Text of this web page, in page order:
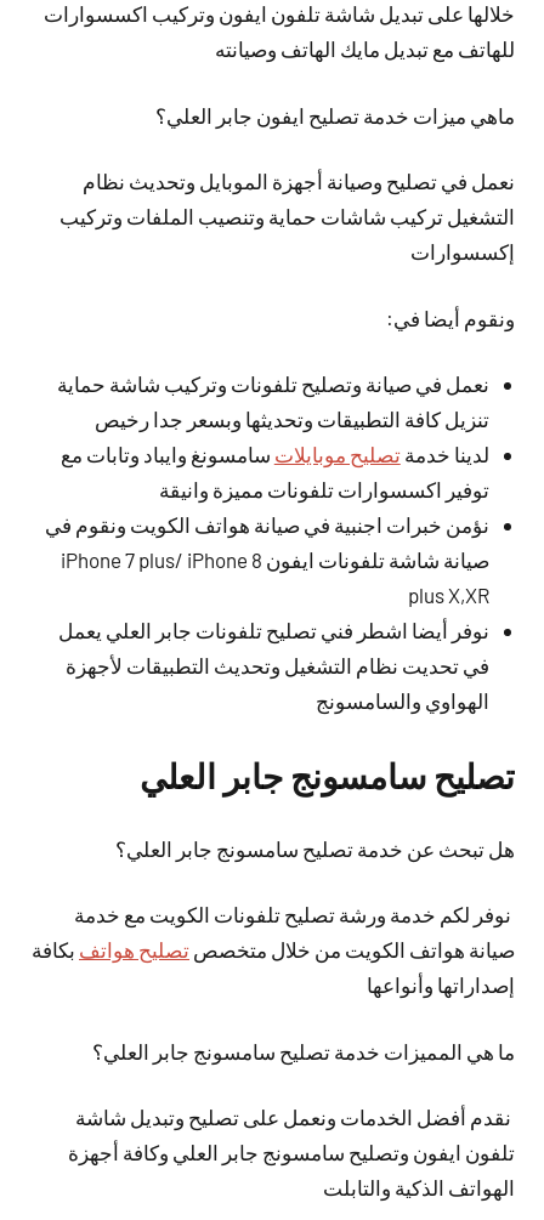
خلالها على تبديل شاشة تلفون ايفون وتركيب اكسسوارات
للهاتف مع تبديل مايك الهاتف وصيانته
ماهي ميزات خدمة تصليح ايفون جابر العلي؟
نعمل في تصليح وصيانة أجهزة الموبايل وتحديث نظام
التشغيل تركيب شاشات حماية وتنصيب الملفات وتركيب
إكسسوارات
ونقوم أيضا في:
نعمل في صيانة وتصليح تلفونات وتركيب شاشة حماية
تنزيل كافة التطبيقات وتحديثها وبسعر جدا رخيص
لدينا خدمةتصليح موبايلات سامسونغ وايباد وتابات مع
توفير اكسسوارات تلفونات مميزة وانيقة
نؤمن خبرات اجنبية في صيانة هواتف الكويت ونقوم في
صيانة شاشة تلفونات ايفون iPhone 7 plus/ iPhone 8
plus X,XR
نوفر أيضا اشطر فني تصليح تلفونات جابر العلي يعمل
في تحديت نظام التشغيل وتحديث التطبيقات لأجهزة
الهواوي والسامسونج
تصليح سامسونج جابر العلي
هل تبحث عن خدمة تصليح سامسونج جابر العلي؟
نوفر لكم خدمة ورشة تصليح تلفونات الكويت مع خدمة
صيانة هواتف الكويت من خلال متخصص تصليح هواتف بكافة
إصداراتها وأنواعها
ما هي المميزات خدمة تصليح سامسونج جابر العلي؟
نقدم أفضل الخدمات ونعمل على تصليح وتبديل شاشة
تلفون ايفون وتصليح سامسونج جابر العلي وكافة أجهزة
الهواتف الذكية والتابلت